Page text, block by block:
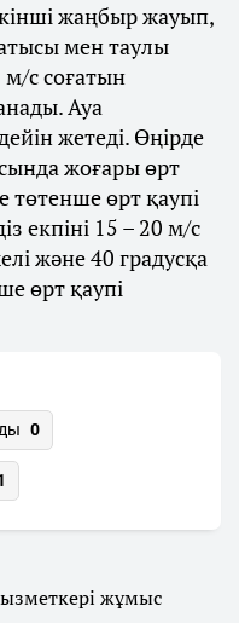
жаңбыр жауып,
мен таулы
м/с соғатын
Ауа
жетеді. Өңірде
жоғары өрт
төтенше өрт қаупі
екпіні 15 – 20 м/с
және 40 градусқа
өрт қаупі
0
жұмыс